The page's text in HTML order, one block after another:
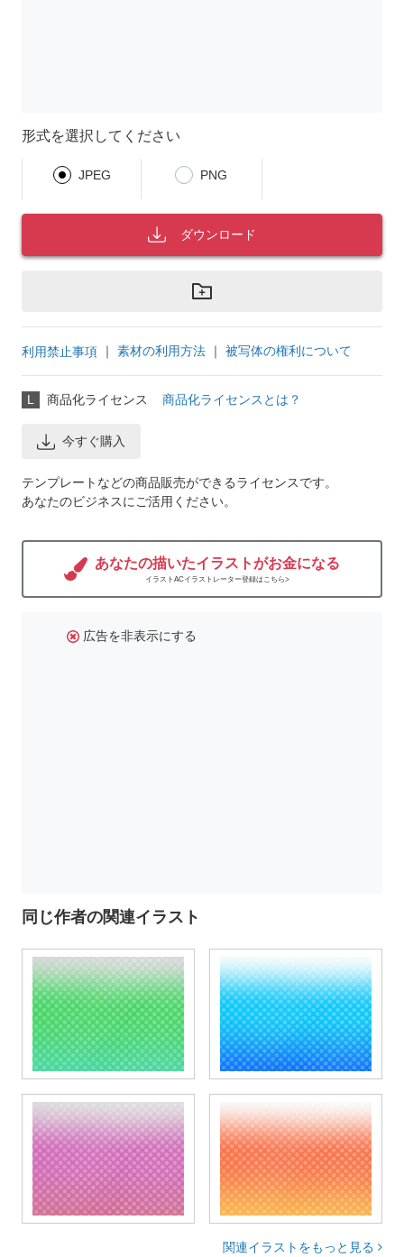
形式を選択してください
JPEG PNG
ダウンロード
利用禁止事項 ｜ 素材の利用方法 ｜ 被写体の権利について
L 商品化ライセンス 商品化ライセンスとは？
今すぐ購入
テンプレートなどの商品販売ができるライセンスです。
あなたのビジネスにご活用ください。
あなたの描いたイラストがお金になる
イラストACイラストレーター登録はこちら>
広告を非表示にする
同じ作者の関連イラスト
関連イラストをもっと見る